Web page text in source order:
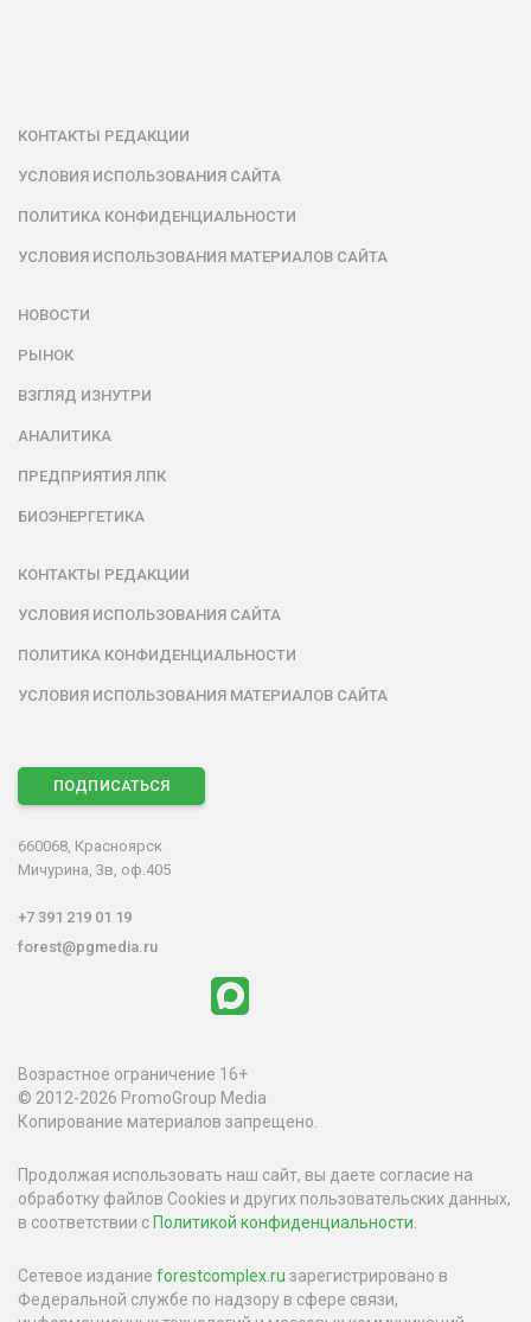
КОНТАКТЫ РЕДАКЦИИ
УСЛОВИЯ ИСПОЛЬЗОВАНИЯ САЙТА
ПОЛИТИКА КОНФИДЕНЦИАЛЬНОСТИ
УСЛОВИЯ ИСПОЛЬЗОВАНИЯ МАТЕРИАЛОВ САЙТА
НОВОСТИ
РЫНОК
ВЗГЛЯД ИЗНУТРИ
АНАЛИТИКА
ПРЕДПРИЯТИЯ ЛПК
БИОЭНЕРГЕТИКА
КОНТАКТЫ РЕДАКЦИИ
УСЛОВИЯ ИСПОЛЬЗОВАНИЯ САЙТА
ПОЛИТИКА КОНФИДЕНЦИАЛЬНОСТИ
УСЛОВИЯ ИСПОЛЬЗОВАНИЯ МАТЕРИАЛОВ САЙТА
ПОДПИСАТЬСЯ
660068, Красноярск
Мичурина, 3в, оф.405
+7 391 219 01 19
forest@pgmedia.ru
Возрастное ограничение 16+
© 2012-2026 PromoGroup Media
Копирование материалов запрещено.
Продолжая использовать наш сайт, вы даете согласие на
обработку файлов Cookies и других пользовательских данных,
в соответствии сПолитикой конфиденциальности
Сетевое издание forestcomplex.ru зарегистрировано в
Федеральной службе по надзору в сфере связи,